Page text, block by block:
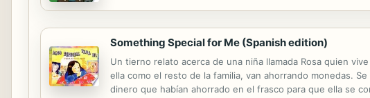
Something Special for Me (Spanish edition)
Un tierno relato acerca de una niña llamada Rosa quien
ella como el resto de la familia, van ahorrando monedas.
dinero que habían ahorrado en el frasco para que ella se